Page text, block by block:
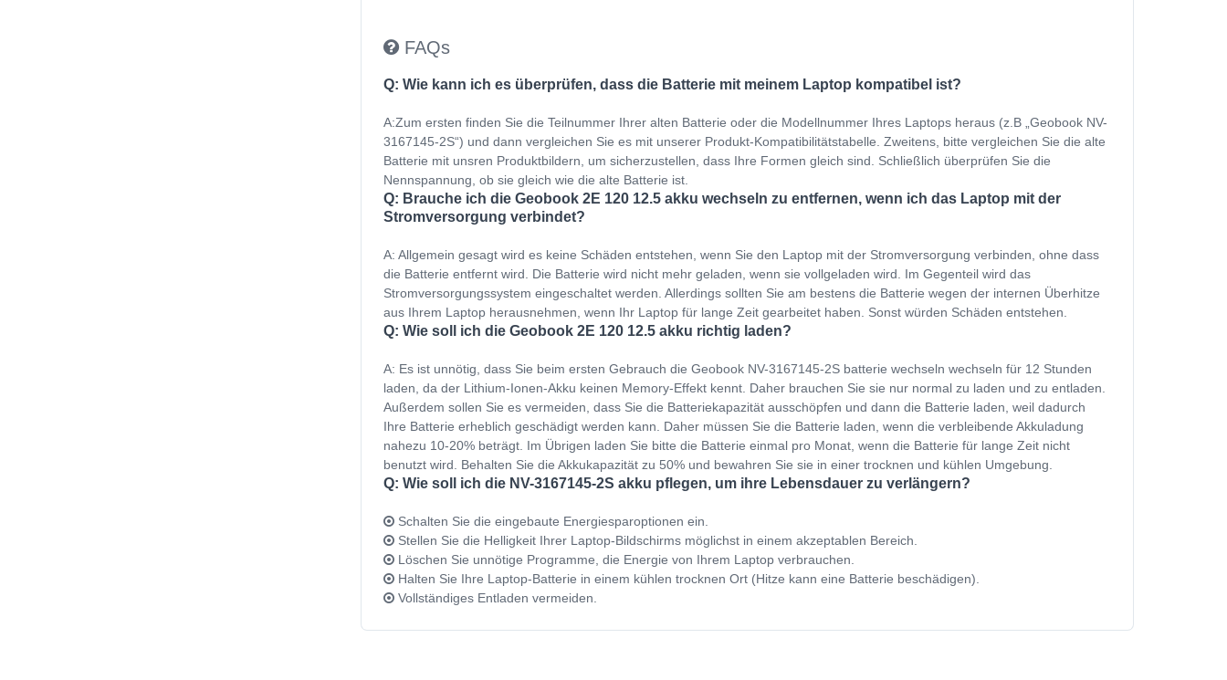
FAQs
Q: Wie kann ich es überprüfen, dass die Batterie mit meinem Laptop kompatibel ist?
A:Zum ersten finden Sie die Teilnummer Ihrer alten Batterie oder die Modellnummer Ihres Laptops heraus (z.B „Geobook NV-
3167145-2S“) und dann vergleichen Sie es mit unserer Produkt-Kompatibilitätstabelle. Zweitens, bitte vergleichen Sie die alte
Batterie mit unsren Produktbildern, um sicherzustellen, dass Ihre Formen gleich sind. Schließlich überprüfen Sie die
Nennspannung, ob sie gleich wie die alte Batterie ist.
Q: Brauche ich die Geobook 2E 120 12.5 akku wechseln zu entfernen, wenn ich das Laptop mit der
Stromversorgung verbindet?
A: Allgemein gesagt wird es keine Schäden entstehen, wenn Sie den Laptop mit der Stromversorgung verbinden, ohne dass
die Batterie entfernt wird. Die Batterie wird nicht mehr geladen, wenn sie vollgeladen wird. Im Gegenteil wird das
Stromversorgungssystem eingeschaltet werden. Allerdings sollten Sie am bestens die Batterie wegen der internen Überhitze
aus Ihrem Laptop herausnehmen, wenn Ihr Laptop für lange Zeit gearbeitet haben. Sonst würden Schäden entstehen.
Q: Wie soll ich die Geobook 2E 120 12.5 akku richtig laden?
A: Es ist unnötig, dass Sie beim ersten Gebrauch die Geobook NV-3167145-2S batterie wechseln wechseln für 12 Stunden
laden, da der Lithium-Ionen-Akku keinen Memory-Effekt kennt. Daher brauchen Sie sie nur normal zu laden und zu entladen.
Außerdem sollen Sie es vermeiden, dass Sie die Batteriekapazität ausschöpfen und dann die Batterie laden, weil dadurch
Ihre Batterie erheblich geschädigt werden kann. Daher müssen Sie die Batterie laden, wenn die verbleibende Akkuladung
nahezu 10-20% beträgt. Im Übrigen laden Sie bitte die Batterie einmal pro Monat, wenn die Batterie für lange Zeit nicht
benutzt wird. Behalten Sie die Akkukapazität zu 50% und bewahren Sie sie in einer trocknen und kühlen Umgebung.
Q: Wie soll ich die NV-3167145-2S akku pflegen, um ihre Lebensdauer zu verlängern?
Schalten Sie die eingebaute Energiesparoptionen ein.
Stellen Sie die Helligkeit Ihrer Laptop-Bildschirms möglichst in einem akzeptablen Bereich.
Löschen Sie unnötige Programme, die Energie von Ihrem Laptop verbrauchen.
Halten Sie Ihre Laptop-Batterie in einem kühlen trocknen Ort (Hitze kann eine Batterie beschädigen).
Vollständiges Entladen vermeiden.